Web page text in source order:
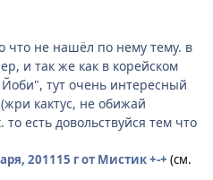
что не нашёл по нему тему. в
и так же как в корейском
тут очень интересный
кактус, не обижай
есть довольствуйся тем что
201115 гот Мистик +-+ (см.